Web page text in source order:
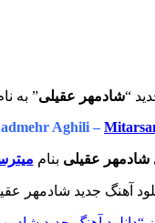
“شادمهر عقیلی” به
Aghili –
شادمهر عقیلی بنام